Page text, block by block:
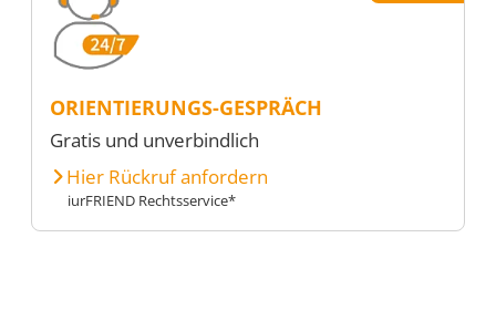
ORIENTIERUNGS-GESPRÄCH
Gratis und unverbindlich
Hier Rückruf anfordern
iurFRIEND Rechtsservice*